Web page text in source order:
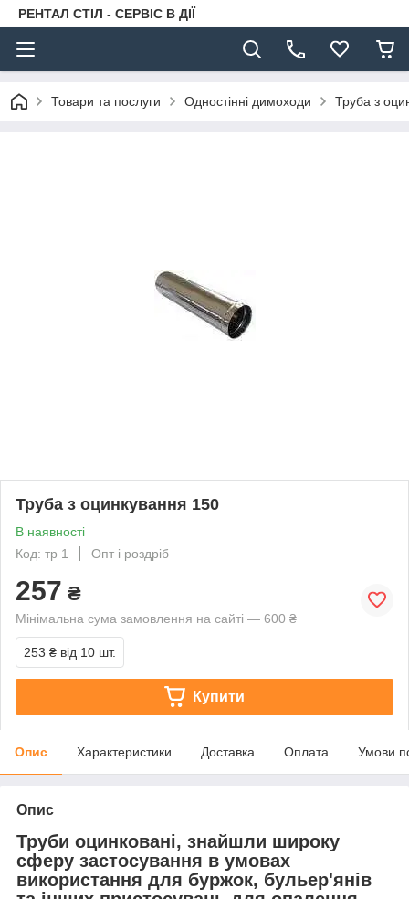
РЕНТАЛ СТІЛ - СЕРВІС В ДІЇ
Товари та послуги Одностінні димоходи Труба з
Труба з оцинкування 150
В наявності
Код: тр 1
Опт і роздріб
257 ₴
Мінімальна сума замовлення на сайті — 600 ₴
253 ₴ від 10 шт.
Купити
Опис Характеристики Доставка Оплата Умови
Опис
Труби оцинковані, знайшли широку
сферу застосування в умовах
використання для буржок, бульер'янів